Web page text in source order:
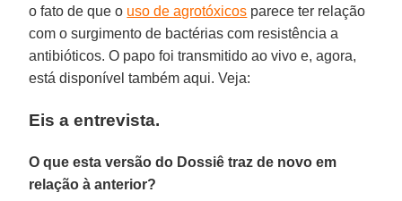
o fato de que o uso de agrotóxicos parece ter relação
com o surgimento de bactérias com resistência a
antibióticos. O papo foi transmitido ao vivo e, agora,
está disponível também aqui. Veja:
Eis a entrevista.
O que esta versão do Dossiê traz de novo em
relação à anterior?